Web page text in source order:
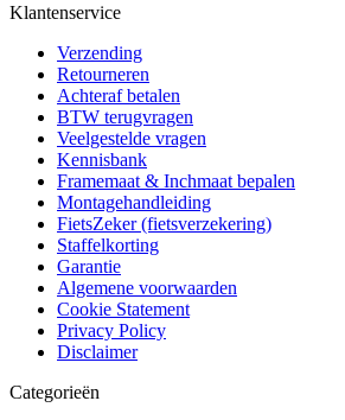
Klantenservice
Verzending
Retourneren
Achteraf betalen
BTW terugvragen
Veelgestelde vragen
Kennisbank
Framemaat & Inchmaat bepalen
Montagehandleiding
FietsZeker (fietsverzekering)
Staffelkorting
Garantie
Algemene voorwaarden
Cookie Statement
Privacy Policy
Disclaimer
Categorieën